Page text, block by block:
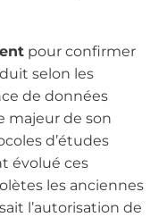
pour confirmer
selon les
de données
majeur de son
d’études
évolué ces
les anciennes
l’autorisation de